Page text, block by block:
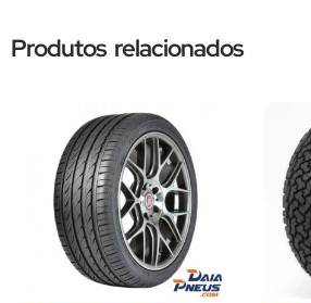
Produtos relacionados